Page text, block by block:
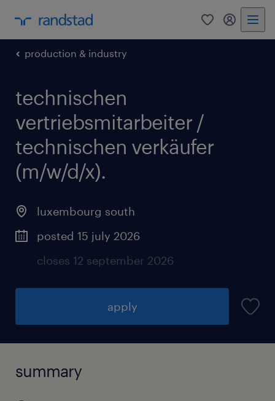
0 my
production & industry
technischen
vertriebsmitarbeiter /
technischen verkäufer
(m/w/d/x).
luxembourg south
posted 15 july 2026
closes 12 september 2026
apply
summary